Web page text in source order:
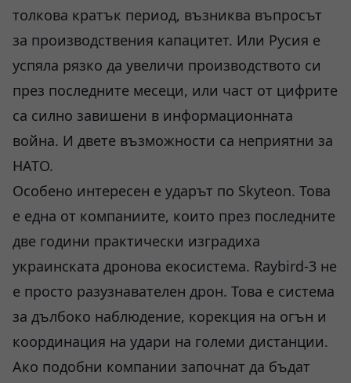
толкова кратък период, възниква въпросът
за производствения капацитет. Или Русия е
успяла рязко да увеличи производството си
през последните месеци, или част от цифрите
са силно завишени в информационната
война. И двете възможности са неприятни за
НАТО.
Особено интересен е ударът по Skyteon. Това
е една от компаниите, които през последните
две години практически изградиха
украинската дронова екосистема. Raybird-3 не
е просто разузнавателен дрон. Това е система
за дълбоко наблюдение, корекция на огън и
координация на удари на големи дистанции.
Ако подобни компании започнат да бъдат